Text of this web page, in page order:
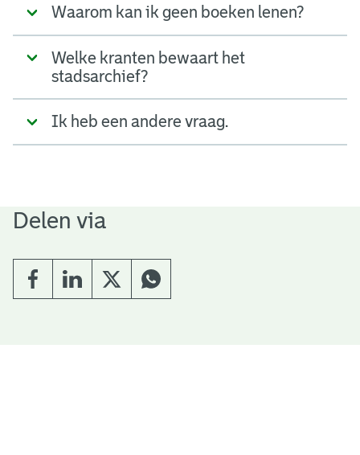
Waarom kan ik geen boeken lenen?
Welke kranten bewaart het
stadsarchief?
Ik heb een andere vraag.
Delen via